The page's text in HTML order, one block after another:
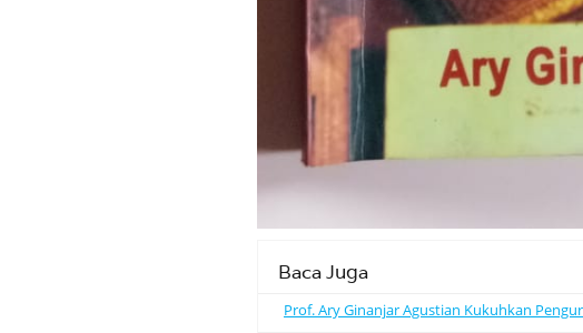
Baca Juga
Prof. Ary Ginanjar Agustian Kukuhkan